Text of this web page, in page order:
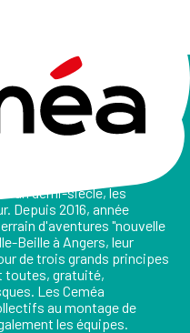
Terrain d'aventures
demi-siècle, les
Depuis 2016, année
d'aventures "nouvelle
Beille à Angers, leur
de trois grands principes
toutes, gratuité,
Les Ceméa
au montage de
les équipes.